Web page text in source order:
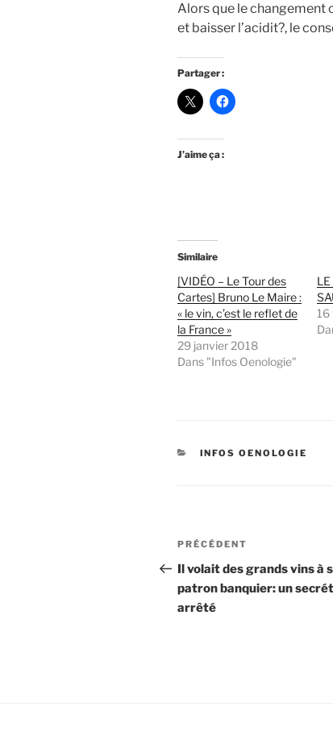
Alors que le changement
et baisser l’acidit?, le
Partager :
J’aime ça :
Similaire
[VIDÉO – Le Tour des
Cartes] Bruno Le Maire :
« le vin, c’est le reflet de
la France »
29 janvier 2018
Dans "Infos Oenologie"
16
CATÉGORIES
INFOS OENOLOGIE
Navigation
de
l’article
Article
précédent
PRÉCÉDENT
Il volait des grands vins à
patron banquier: un
arrêté